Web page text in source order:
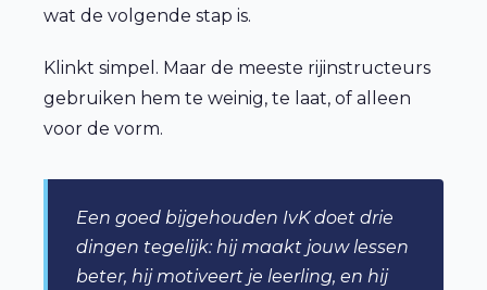
wat de volgende stap is.
Klinkt simpel. Maar de meeste rijinstructeurs
gebruiken hem te weinig, te laat, of alleen
voor de vorm.
Een goed bijgehouden IvK doet drie
dingen tegelijk: hij maakt jouw lessen
beter, hij motiveert je leerling, en hij